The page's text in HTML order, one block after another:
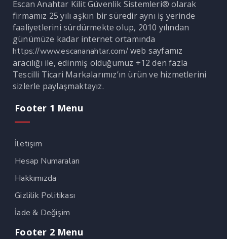
Escan Anahtar Kilit Güvenlik Sistemleri® olarak
firmamız 25 yılı aşkın bir süredir aynı iş yerinde
faaliyetlerini sürdürmekte olup, 2010 yılından
günümüze kadar internet ortamında
https://www.escananahtar.com/web sayfamız
aracılığı ile, edinmiş olduğumuz +12 den fazla
Tescilli Ticari Markalarımız’ın ürün ve hizmetlerini
sizlerle paylaşmaktayız.
Footer 1 Menu
İletişim
Hesap Numaraları
Hakkımızda
Gizlilik Politikası
İade & Değişim
Footer 2 Menu